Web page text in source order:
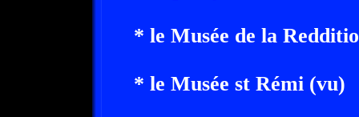
* le Musée de la
* le Musée st Rémi (vu)